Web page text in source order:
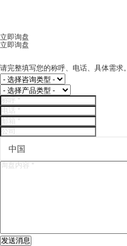
立即询盘
立即询盘
请完整填写您的称呼、电话、具体需求。
中国